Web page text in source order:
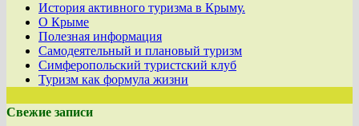
История активного туризма в Крыму.
О Крыме
Полезная информация
Самодеятельный и плановый туризм
Симферопольский туристский клуб
Туризм как формула жизни
Свежие записи